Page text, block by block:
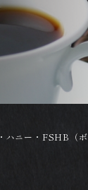
ハニー・FSHB（ボ